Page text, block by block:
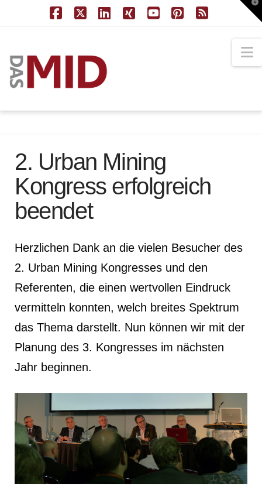
2. Urban Mining
Kongress erfolgreich
beendet
Herzlichen Dank an die vielen Besucher des
2. Urban Mining Kongresses und den
Referenten, die einen wertvollen Eindruck
vermitteln konnten, welch breites Spektrum
das Thema darstellt. Nun können wir mit der
Planung des 3. Kongresses im nächsten
Jahr beginnen.